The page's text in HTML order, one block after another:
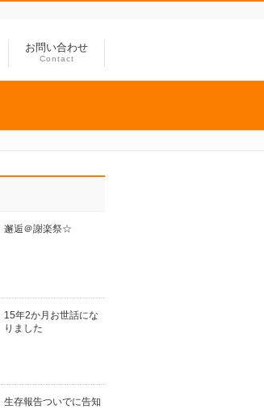
お問い合わせ
Contact
邂逅＠謝楽祭☆
15年2か月お世話にな
りました
生存報告ついでに告知